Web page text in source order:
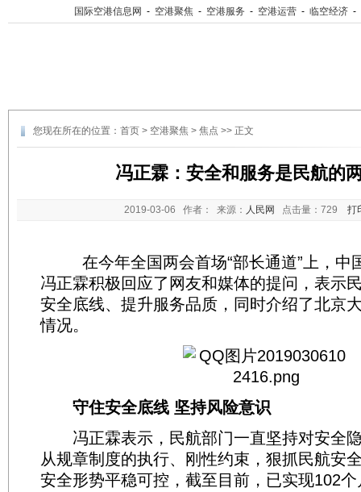
国际空港信息网 - 空港聚焦 - 空港服务 - 空港运营 - 临空经济 -
您现在所在的位置： 首页 > 空港聚焦 > 焦点 >> 正文
冯正霖：安全和服务是民航的
2019-03-06 作者： 来源： 人民网 点击量： 729 打
在今年全国两会首场“部长通道”上，中
冯正霖积极回应了网友和媒体的提问，表示
安全底线、提升服务品质，同时介绍了北京
情况。
守住安全底线 坚持风险意识
冯正霖表示，民航部门一直坚持对安全隐
从规章制度的执行、刚性约束，狠抓民航安
安全形势平稳可控，截至目前，已实现102